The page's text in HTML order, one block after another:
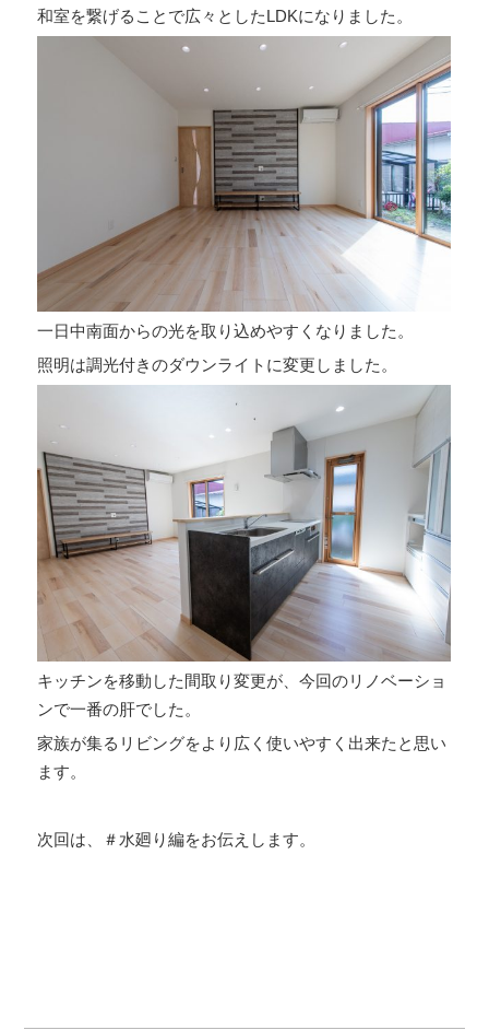
和室を繋げることで広々としたLDKになりました。
一日中南面からの光を取り込めやすくなりました。
照明は調光付きのダウンライトに変更しました。
キッチンを移動した間取り変更が、今回のリノベーショ
ンで一番の肝でした。
家族が集るリビングをより広く使いやすく出来たと思い
ます。
次回は、＃水廻り編をお伝えします。